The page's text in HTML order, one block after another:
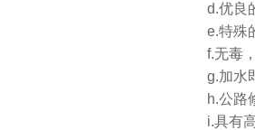
d.优良
e.特殊
f.无毒
g.加水
h.公路
i.具有